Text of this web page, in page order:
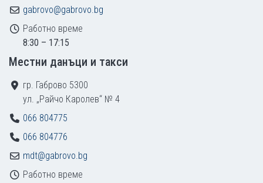
gabrovo@gabrovo.bg
Работно време
8:30 – 17:15
Местни данъци и такси
гр. Габрово 5300
ул. „Райчо Каролев“ № 4
066 804775
066 804776
mdt@gabrovo.bg
Работно време